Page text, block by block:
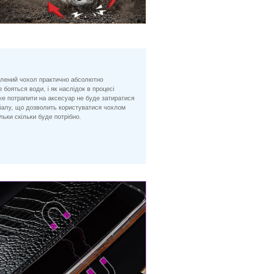
чохол практично абсолютно
бояться води, і як наслідок в процесі
потрапити на аксесуар не буде затиратися
що дозволить користуватися чохлом
скільки буде потрібно.